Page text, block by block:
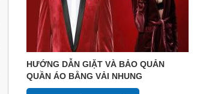
HƯỚNG DẪN GIẶT VÀ BẢO QUẢN
QUẦN ÁO BẰNG VẢI NHUNG